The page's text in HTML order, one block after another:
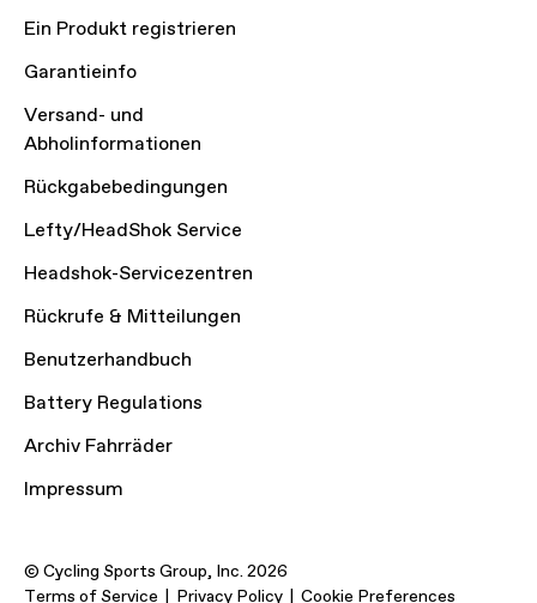
Ein Produkt registrieren
Garantieinfo
Versand- und
Abholinformationen
Rückgabebedingungen
Lefty/HeadShok Service
Headshok-Servicezentren
Rückrufe & Mitteilungen
Benutzerhandbuch
Battery Regulations
Archiv Fahrräder
Impressum
© Cycling Sports Group, Inc. 2026
Terms of Service
Privacy Policy Cookie Preferences